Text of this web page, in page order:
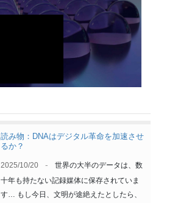
読み物：DNAはデジタル革命を加速させ
るか？
2025/10/20 -
世界の大半のデータは、数
十年も持たない記録媒体に保存されていま
す… もし今日、文明が途絶えたとしたら、